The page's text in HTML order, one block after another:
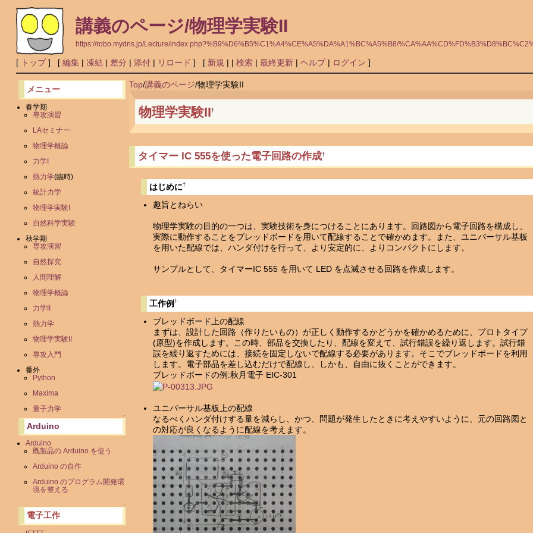
講義のページ/物理学実験II
https://robo.mydns.jp/Lecture/index.php?%B9%D6%B5%C1%A4%CE%A5%DA%A1%BC%A5%B8/
[ トップ] [ 編集| 凍結 | 差分 | 添付| リロード ] [ 新規 | | 検索| 最終更新| ヘルプ| ログイン ]
メニュー
春学期
専攻演習
LAセミナー
物理学概論
力学I
熱力学(臨時)
統計力学
物理学実験I
自然科学実験
秋学期
専攻演習
自然探究
人間理解
物理学概論
力学II
熱力学
物理学実験II
専攻入門
番外
Python
Maxima
量子力学
↑
Arduino
Arduino
既製品の Arduino を使う
Arduino の自作
Arduino のプログラム開発環
境を整える
↑
電子工作
Top/講義のページ/物理学実験II
物理学実験II†
タイマー IC 555を使った電子回路の作成†
はじめに†
趣旨とねらい
物理学実験の目的の一つは、実験技術を身につけることにあります。回路図から電子回路を構成し、
実際に動作することをブレッドボードを用いて配線することで確かめます。また、ユニバーサル基板
を用いた配線では、ハンダ付けを行って、より安定的に、よりコンパクトにします。
サンプルとして、タイマーIC 555 を用いて LED を点滅させる回路を作成します。
工作例†
ブレッドボード上の配線
まずは、設計した回路（作りたいもの）が正しく動作するかどうかを確かめるために、プロトタイプ
(原型)を作成します。この時、部品を交換したり、配線を変えて、試行錯誤を繰り返します。試行錯
誤を繰り返すためには、接続を固定しないで配線する必要があります。そこでブレッドボードを利用
します。電子部品を差し込むだけで配線し、しかも、自由に抜くことができます。
ブレッドボードの例:秋月電子 EIC-301
ユニバーサル基板上の配線
なるべくハンダ付けする量を減らし、かつ、問題が発生したときに考えやすいように、元の回路図と
の対応が良くなるように配線を考えます。